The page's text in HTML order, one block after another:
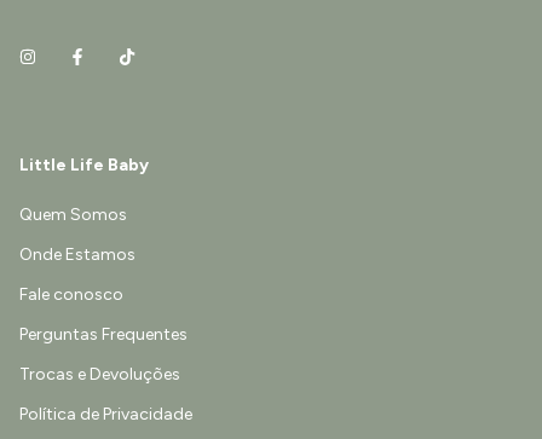
Little Life Baby
Quem Somos
Onde Estamos
Fale conosco
Perguntas Frequentes
Trocas e Devoluções
Política de Privacidade